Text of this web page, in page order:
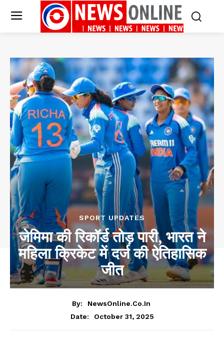
SPORT UPDATES
जेमिमा की रिकॉर्ड तोड़ पारी, भारत ने
महिला क्रिकेट में दर्ज की ऐतिहासिक
जीत
By:
NewsOnline.co.in
Date:
October 31, 2025